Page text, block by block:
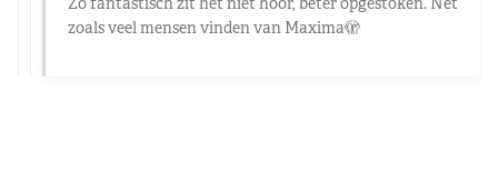
zoals veel mensen vinden van Maxima🫣